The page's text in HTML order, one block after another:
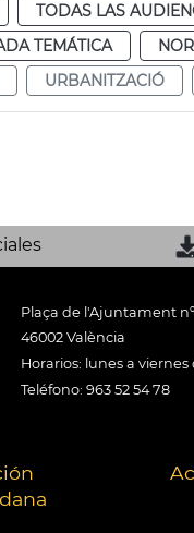
TODAS LAS
TEMÁTICA
URBANITZACIÓ
Plaça de l'Ajuntament nº
46002 València
Horarios: lunes a viernes
Teléfono: 963 52 54 78